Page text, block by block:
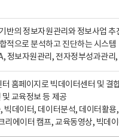
반의 정보자원관리와 정보사업
적으로 분석하고 진단하는 시스템
정보자원관리, 전자정부성과관리
홈페이지로 빅데이터센터 및 결
교육정보 등 제공
빅데이터, 데이터분석, 데이터활
리에이터 캠프, 교육동영상, 빅데